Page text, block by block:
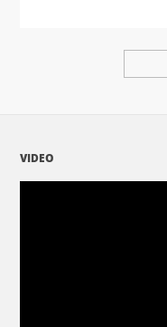
VIDEO